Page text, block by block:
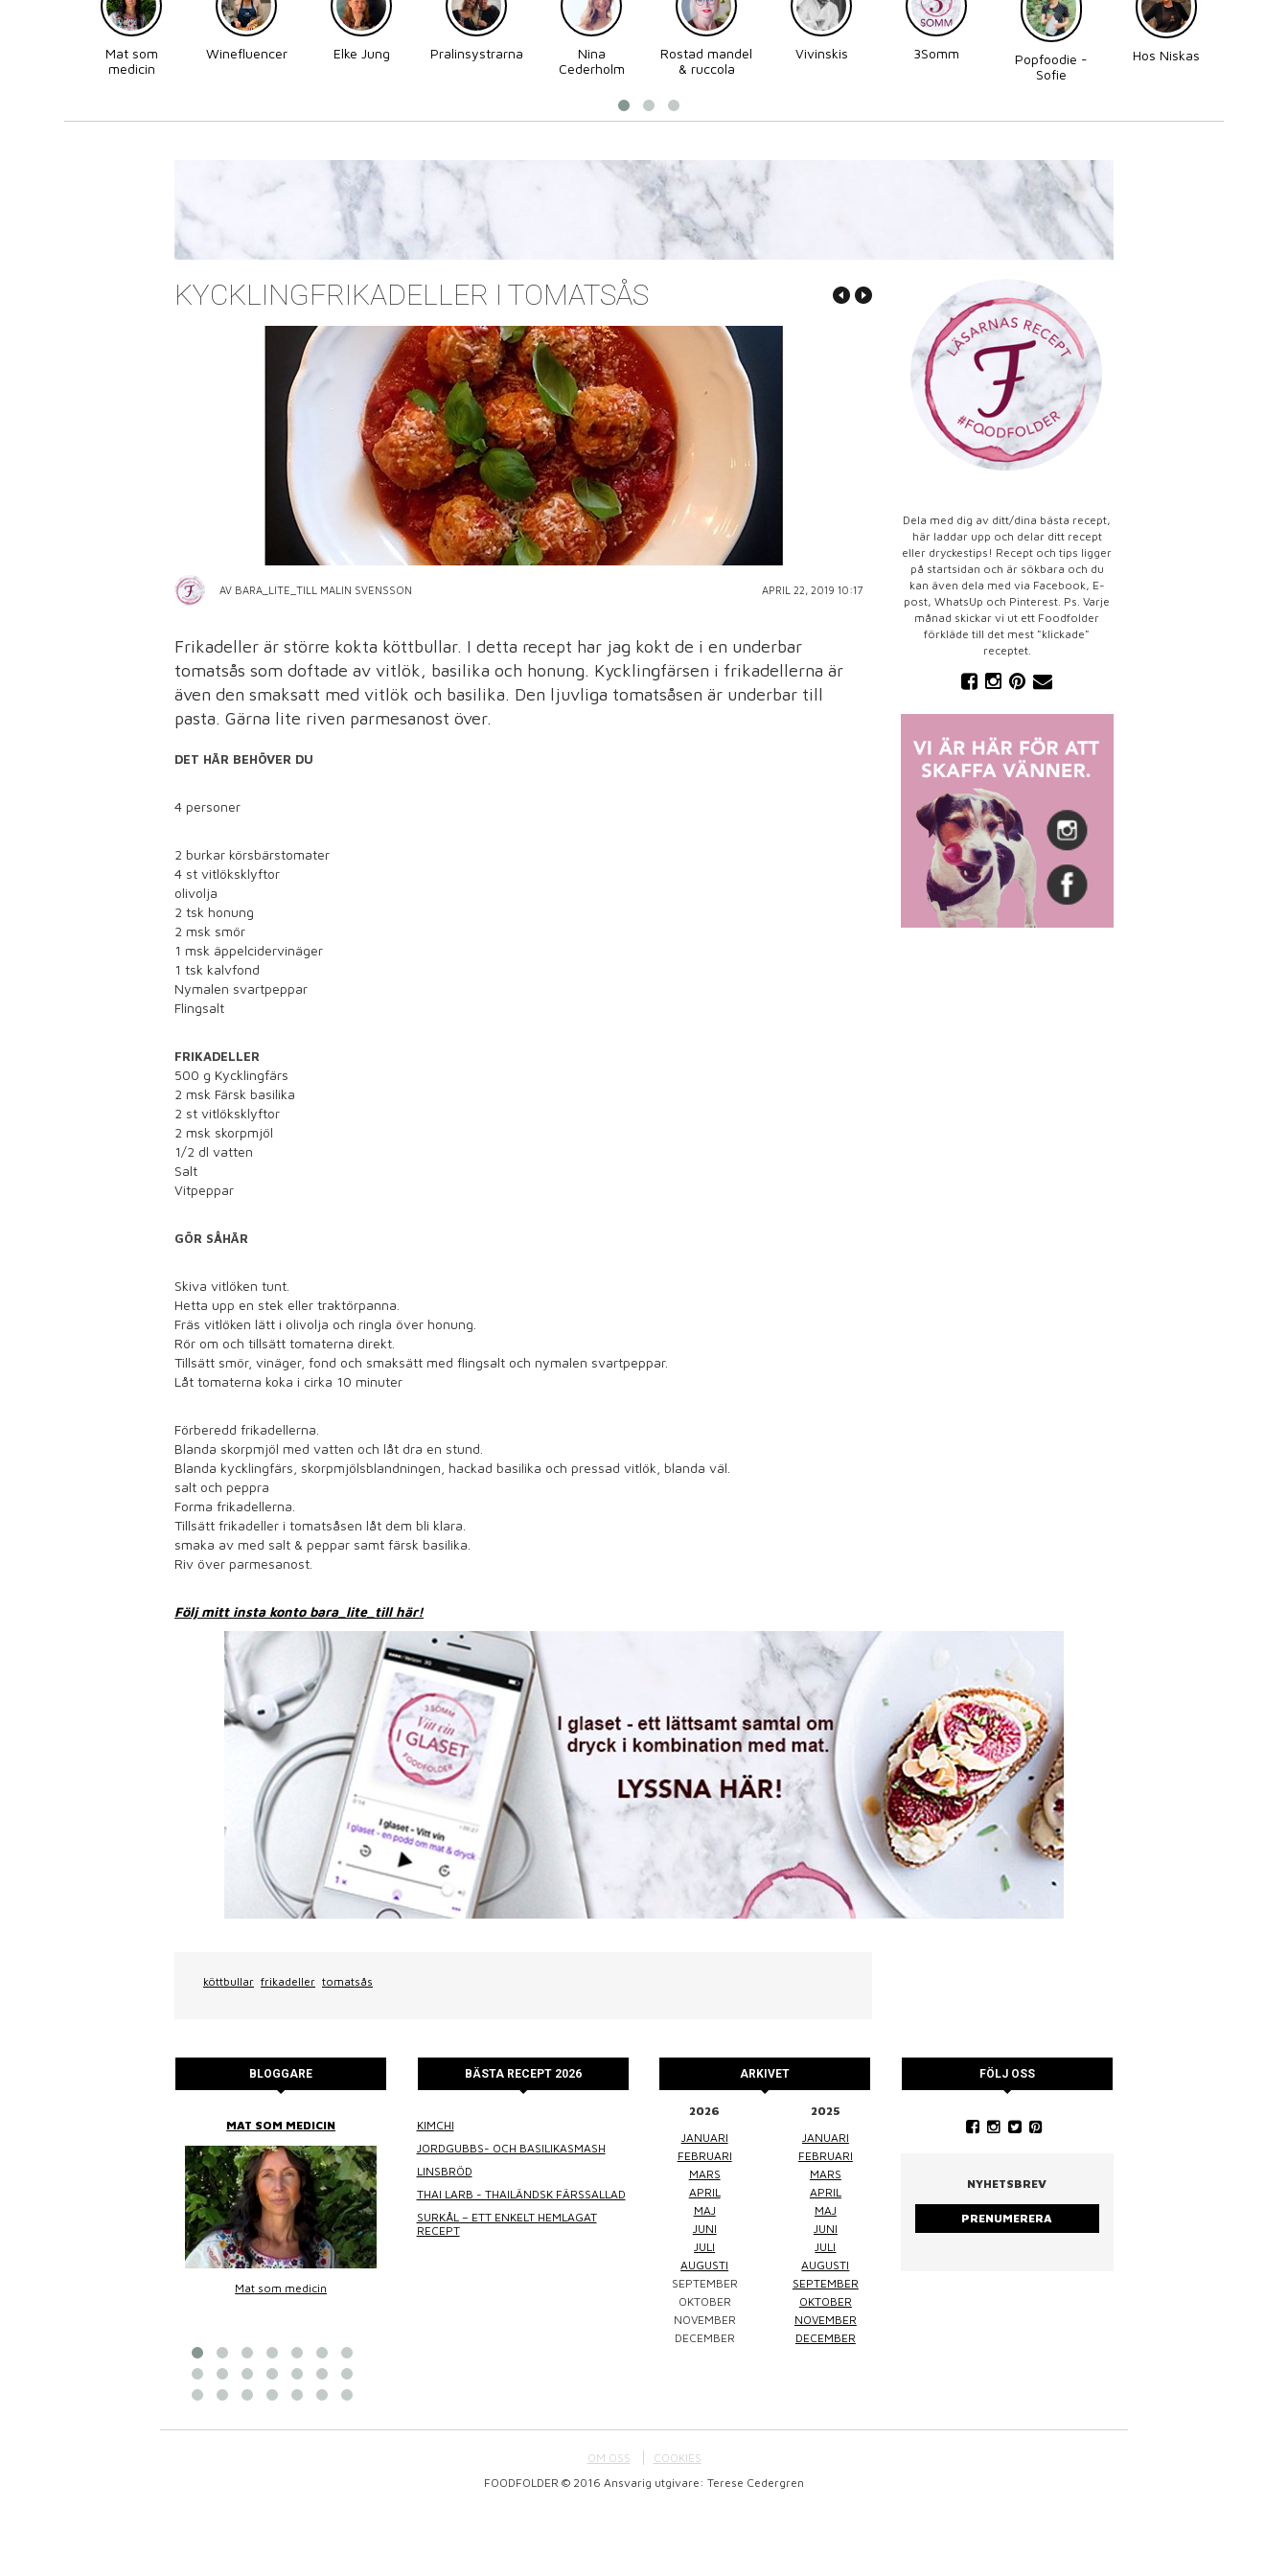
Mat som
medicin
Winefluencer Elke Jung Pralinsystrarna
Nina
Cederholm
Rostad mandel
& ruccola
Vivinskis 3Somm
Popfoodie -
Sofie
Hos Niskas
KYCKLINGFRIKADELLER I TOMATSÅS
AV BARA_LITE_TILL MALIN SVENSSON APRIL 22, 2019 10:17
Frikadeller är större kokta köttbullar. I detta recept har jag kokt de i en underbar
tomatsås som doftade av vitlök, basilika och honung. Kycklingfärsen i frikadellerna är
även den smaksatt med vitlök och basilika. Den ljuvliga tomatsåsen är underbar till
pasta. Gärna lite riven parmesanost över.
DET HÄR BEHÖVER DU
4 personer
2 burkar körsbärstomater
4 st vitlöksklyftor
olivolja
2 tsk honung
2 msk smör
1 msk äppelcidervinäger
1 tsk kalvfond
Nymalen svartpeppar
Flingsalt
FRIKADELLER
500 g Kycklingfärs
2 msk Färsk basilika
2 st vitlöksklyftor
2 msk skorpmjöl
1/2 dl vatten
Salt
Vitpeppar
GÖR SÅHÄR
Skiva vitlöken tunt.
Hetta upp en stek eller traktörpanna.
Fräs vitlöken lätt i olivolja och ringla över honung.
Rör om och tillsätt tomaterna direkt.
Tillsätt smör, vinäger, fond och smaksätt med flingsalt och nymalen svartpeppar.
Låt tomaterna koka i cirka 10 minuter
Förberedd frikadellerna.
Blanda skorpmjöl med vatten och låt dra en stund.
Blanda kycklingfärs, skorpmjölsblandningen, hackad basilika och pressad vitlök, blanda väl.
salt och peppra
Forma frikadellerna.
Tillsätt frikadeller i tomatsåsen låt dem bli klara.
smaka av med salt & peppar samt färsk basilika.
Riv över parmesanost.
Följ mitt insta konto bara_lite_till här!
köttbullar frikadeller tomatsås
Dela med dig av ditt/dina bästa recept,
här laddar upp och delar ditt recept
eller dryckestips! Recept och tips ligger
på startsidan och är sökbara och du
kan även dela med via Facebook, E-
post, WhatsUp och Pinterest. Ps. Varje
månad skickar vi ut ett Foodfolder
förkläde till det mest "klickade"
receptet.
BLOGGARE
MAT SOM MEDICIN
Mat som medicin
WINEFLUENCER
Elke Jung Pralinsystrarna
NINA CEDERHOLM
BÄSTA RECEPT 2026
KIMCHI
JORDGUBBS- OCH BASILIKASMASH
LINSBRÖD
THAI LARB - THAILÄNDSK FÄRSSALLAD
SURKÅL – ETT ENKELT HEMLAGAT
RECEPT
ARKIVET
2026
JANUARI
FEBRUARI
MARS
APRIL
MAJ
JUNI
JULI
AUGUSTI
SEPTEMBER
OKTOBER
NOVEMBER
DECEMBER
2025
JANUARI
FEBRUARI
MARS
APRIL
MAJ
JUNI
JULI
AUGUSTI
SEPTEMBER
OKTOBER
NOVEMBER
DECEMBER
FÖLJ OSS
NYHETSBREV
PRENUMERERA
OM OSS
COOKIES
FOODFOLDER © 2016 Ansvarig utgivare: Terese Cedergren